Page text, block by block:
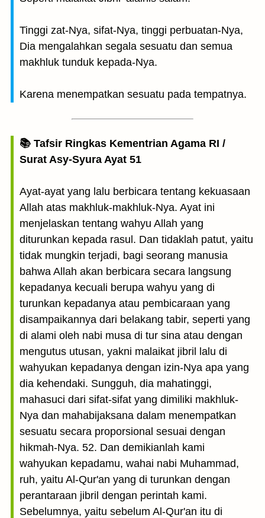
Tinggi zat-Nya, sifat-Nya, tinggi perbuatan-Nya,
Dia mengalahkan segala sesuatu dan semua
makhluk tunduk kepada-Nya.
Karena menempatkan sesuatu pada tempatnya.
📚 Tafsir Ringkas Kementrian Agama RI /
Surat Asy-Syura Ayat 51
Ayat-ayat yang lalu berbicara tentang kekuasaan
Allah atas makhluk-makhluk-Nya. Ayat ini
menjelaskan tentang wahyu Allah yang
diturunkan kepada rasul. Dan tidaklah patut, yaitu
tidak mungkin terjadi, bagi seorang manusia
bahwa Allah akan berbicara secara langsung
kepadanya kecuali berupa wahyu yang di
turunkan kepadanya atau pembicaraan yang
disampaikannya dari belakang tabir, seperti yang
di alami oleh nabi musa di tur sina atau dengan
mengutus utusan, yakni malaikat jibril lalu di
wahyukan kepadanya dengan izin-Nya apa yang
dia kehendaki. Sungguh, dia mahatinggi,
mahasuci dari sifat-sifat yang dimiliki makhluk-
Nya dan mahabijaksana dalam menempatkan
sesuatu secara proporsional sesuai dengan
hikmah-Nya. 52. Dan demikianlah kami
wahyukan kepadamu, wahai nabi Muhammad,
ruh, yaitu Al-Qur'an yang di turunkan dengan
perantaraan jibril dengan perintah kami.
Sebelumnya, yaitu sebelum Al-Qur'an itu di